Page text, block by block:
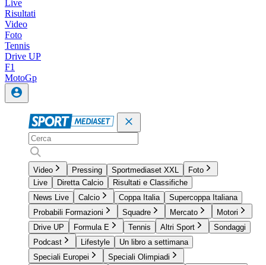
Live
Risultati
Video
Foto
Tennis
Drive UP
F1
MotoGp
Video Pressing Sportmediaset XXL
Foto
Live
Diretta Calcio
Risultati e Classifiche
News Live
Calcio Coppa Italia
Supercoppa Italiana
Probabili Formazioni
Squadre Mercato
Motori
Drive UP
Formula E Tennis Altri Sport
Sondaggi
Podcast
Lifestyle
Un libro a settimana
Speciali Europei
Speciali Olimpiadi